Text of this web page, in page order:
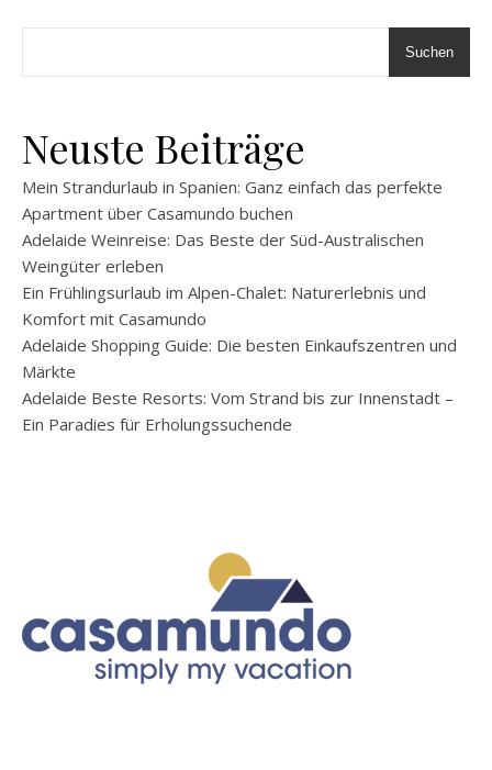
Suchen
Neuste Beiträge
Mein Strandurlaub in Spanien: Ganz einfach das perfekte
Apartment über Casamundo buchen
Adelaide Weinreise: Das Beste der Süd-Australischen
Weingüter erleben
Ein Frühlingsurlaub im Alpen-Chalet: Naturerlebnis und
Komfort mit Casamundo
Adelaide Shopping Guide: Die besten Einkaufszentren und
Märkte
Adelaide Beste Resorts: Vom Strand bis zur Innenstadt –
Ein Paradies für Erholungssuchende